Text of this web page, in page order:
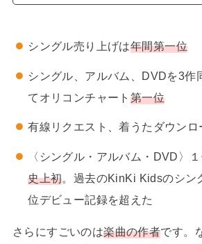
シングル売り上げは年間第一位
シングル、アルバム、DVDを3作
てオリコンチャート 第一位
有線リクエスト、着うたダウンロ
〈シングル・アルバム・DVD〉
史上初。過去のKinKi Kidsのシン
位デビュー記録を超えた
さらにすごいのは楽曲の作者です。